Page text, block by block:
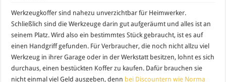
Werkzeugkoffer sind nahezu unverzichtbar für Heimwerker.
Schließlich sind die Werkzeuge darin gut aufgeräumt und alles ist an
seinem Platz. Wird also ein bestimmtes Stück gebraucht, ist es auf
einen Handgriff gefunden. Für Verbraucher, die noch nicht allzu viel
Werkzeug in ihrer Garage oder in der Werkstatt besitzen, lohnt es sich
durchaus, einen bestückten Koffer zu kaufen. Dafür brauchen sie
nicht einmal viel Geld ausgeben, denn bei Discountern wie Norma